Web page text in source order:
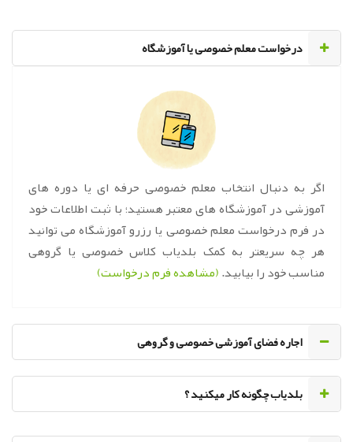
‌درخواست معلم خصوصی یا آموزشگاه
اگر به دنبال انتخاب معلم خصوصی حرفه ای یا دوره های
آموزشی در آموزشگاه های معتبر هستید؛ با ثبت اطلاعات خود
در فرم درخواست معلم خصوصی یا رزرو آموزشگاه می توانید
هر چه سریعتر به کمک بلدیاب کلاس خصوصی یا گروهی
مناسب خود را بیابید.(مشاهده فرم درخواست)
اجاره فضای آموزشی خصوصی و گروهی
‌بلدیاب چگونه کار میکنید ؟